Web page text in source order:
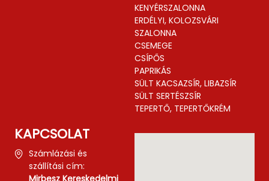
KENYÉRSZALONNA
ERDÉLYI, KOLOZSVÁRI
SZALONNA
CSEMEGE
CSÍPŐS
PAPRIKÁS
SÜLT KACSAZSÍR, LIBAZSÍR
SÜLT SERTÉSZSÍR
TEPERTŐ, TEPERTŐKRÉM
KAPCSOLAT
Számlázási és
szállítási cím:
Mirbesz Kereskedelmi